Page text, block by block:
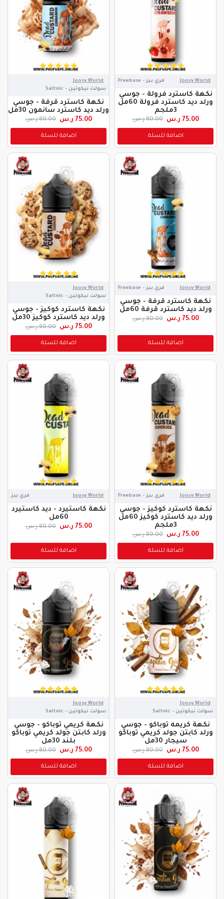
Joosy World فري بيز - Freebase
نكهة كاسترد فرولة - جوسي
ورلد ديد كاسترد فرولة 60مل
3ملجم
75.00 ر.س 80.00 ر.س
اضافة للسلة
Joosy World
سولت نيكوتين - Saltnic
نكهة كاسترد قرفة - جوسي
ورلد ديد كاسترد سانمون 30مل
75.00 ر.س 80.00 ر.س
اضافة للسلة
Joosy World فري بيز - Freebase
نكهة كاسترد قرفة - جوسي
ورلد ديد كاسترد قرفة 60مل
75.00 ر.س 80.00 ر.س
اضافة للسلة
Joosy World
سولت نيكوتين - Saltnic
نكهة كاسترد كوكيز - جوسي
ورلد ديد كاسترد كوكيز 30مل
75.00 ر.س 80.00 ر.س
اضافة للسلة
Joosy World فري بيز - Freebase
نكهة كاسترد كوكيز - جوسي
ورلد ديد كاسترد كوكيز 60مل
3ملجم
75.00 ر.س 80.00 ر.س
اضافة للسلة
Joosy World فري بيز
نكهة كاستيرد - ديد كاستيرد
60مل
75.00 ر.س 80.00 ر.س
اضافة للسلة
Joosy World
سولت نيكوتين - Saltnic
نكهة كريمه توباكو - جوسي
ورلد كابتن جولد كريمي توباكو
سيجار 30مل
75.00 ر.س 80.00 ر.س
اضافة للسلة
Joosy World
سولت نيكوتين - Saltnic
نكهة كريمي توباكو - جوسي
ورلد كابتن جولد كريمي توباكو
بلند 30مل
75.00 ر.س 80.00 ر.س
اضافة للسلة